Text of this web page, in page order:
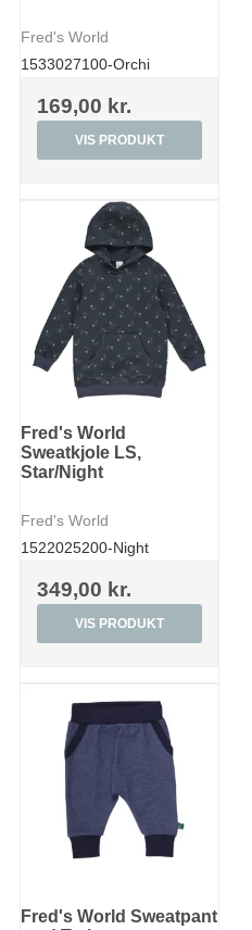
Fred's World
1533027100-Orchi
169,00 kr.
VIS PRODUKT
Fred's World
Sweatkjole LS,
Star/Night
Fred's World
1522025200-Night
349,00 kr.
VIS PRODUKT
Fred's World Sweatpant